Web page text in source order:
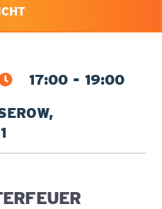
17:00 - 19:00